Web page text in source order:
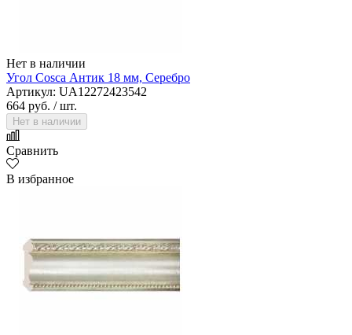
Нет в наличии
Угол Cosca Антик 18 мм, Серебро
Артикул: UA12272423542
664 руб. / шт.
Нет в наличии
Сравнить
В избранное